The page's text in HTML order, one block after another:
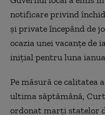
notificare privind
şi private începând de
ocazia unei vacanţe de
iniţial pentru luna
Pe măsură ce
ultima săptămână,
ordonat marţi statelor